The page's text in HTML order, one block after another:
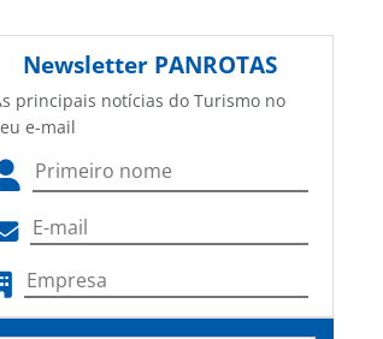
Newsletter PANROTAS
principais notícias do Turismo no
e-mail